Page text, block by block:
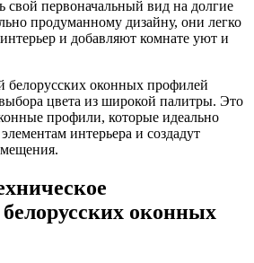
свой первоначальный вид на долгие
продуманному дизайну, они легко
и добавляют комнате уют и
белорусских оконных профилей
цвета из широкой палитры. Это
профили, которые идеально
интерьера и создадут
оконных